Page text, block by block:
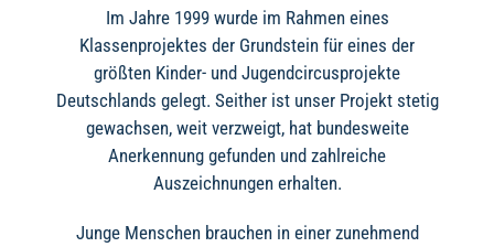
Im Jahre 1999 wurde im Rahmen eines
Klassenprojektes der Grundstein für eines der
größten Kinder- und Jugendcircusprojekte
Deutschlands gelegt. Seither ist unser Projekt stetig
gewachsen, weit verzweigt, hat bundesweite
Anerkennung gefunden und zahlreiche
Auszeichnungen erhalten.
Junge Menschen brauchen in einer zunehmend